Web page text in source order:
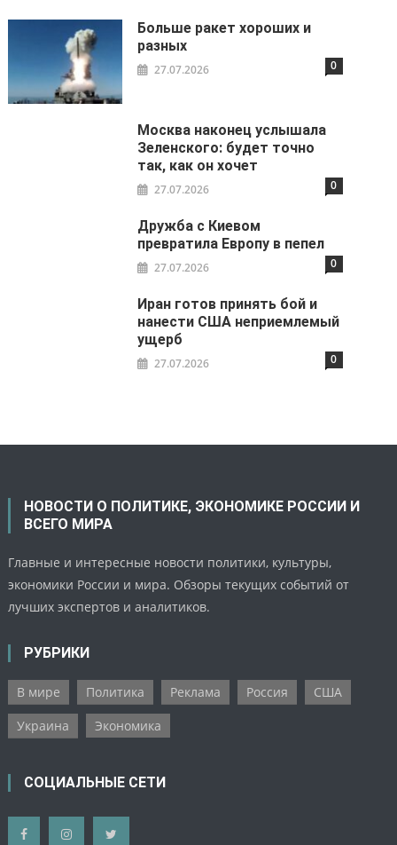
Больше ракет хороших и
разных
27.07.2026 0
Москва наконец услышала
Зеленского: будет точно
так, как он хочет
27.07.2026 0
Дружба с Киевом
превратила Европу в пепел
27.07.2026 0
Иран готов принять бой и
нанести США неприемлемый
ущерб
27.07.2026 0
НОВОСТИ О ПОЛИТИКЕ, ЭКОНОМИКЕ РОССИИ И
ВСЕГО МИРА
Главные и интересные новости политики, культуры,
экономики России и мира. Обзоры текущих событий от
лучших экспертов и аналитиков.
РУБРИКИ
В мире Политика Реклама Россия
США
Украина
Экономика
СОЦИАЛЬНЫЕ СЕТИ